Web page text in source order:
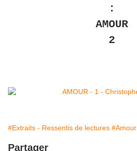
:
AMOUR
2
#Extraits - Ressentis de lectures #Amour
Partager